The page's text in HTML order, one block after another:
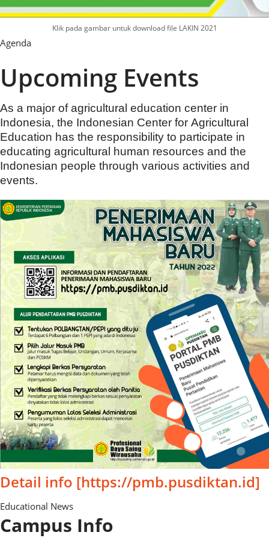
Klik pada gambar untuk download file LAKIN 2021
Agenda
Upcoming Events
As a major of agricultural education center in
Indonesia, the Indonesian Center for Agricultural
Education has the responsibility to participate in
educating agricultural human resources and the
Indonesian people through various activities and
events.
Detail info [https://pmb.pusdiktan.id]
Educational News
Campus Info